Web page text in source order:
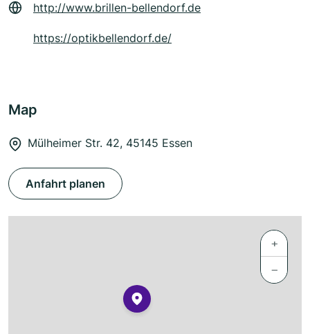
http://www.brillen-bellendorf.de
https://optikbellendorf.de/
Map
Mülheimer Str. 42, 45145 Essen
Anfahrt planen
+
−